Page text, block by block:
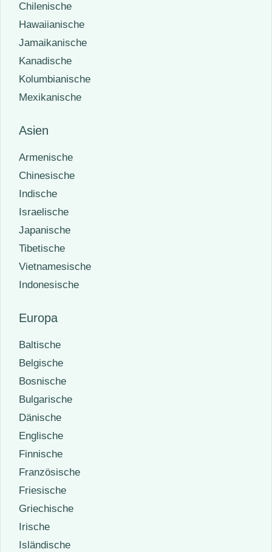
Chilenische
Hawaiianische
Jamaikanische
Kanadische
Kolumbianische
Mexikanische
Asien
Armenische
Chinesische
Indische
Israelische
Japanische
Tibetische
Vietnamesische
Indonesische
Europa
Baltische
Belgische
Bosnische
Bulgarische
Dänische
Englische
Finnische
Französische
Friesische
Griechische
Irische
Isländische